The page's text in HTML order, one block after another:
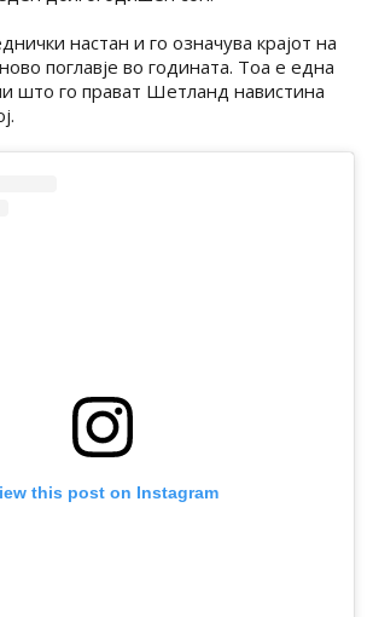
настан и го означува крајот на
поглавје во годината. Тоа е една
што го прават Шетланд навистина
this post on Instagram